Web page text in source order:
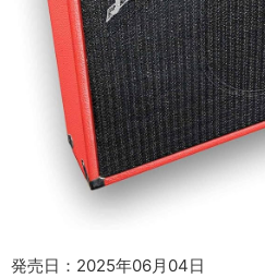
発売日：2025年06月04日